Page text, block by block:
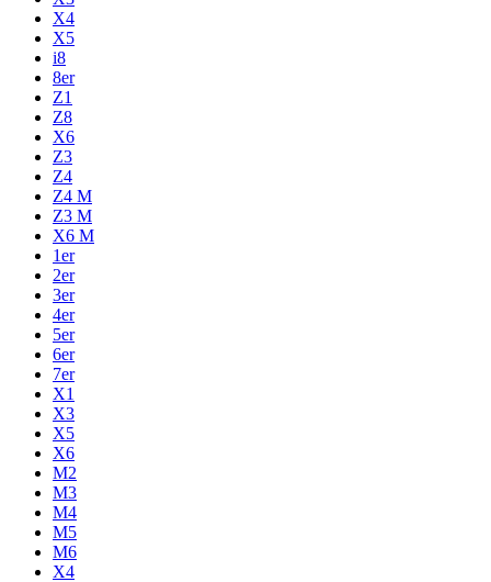
X4
X5
i8
8er
Z1
Z8
X6
Z3
Z4
Z4 M
Z3 M
X6 M
1er
2er
3er
4er
5er
6er
7er
X1
X3
X5
X6
M2
M3
M4
M5
M6
X4